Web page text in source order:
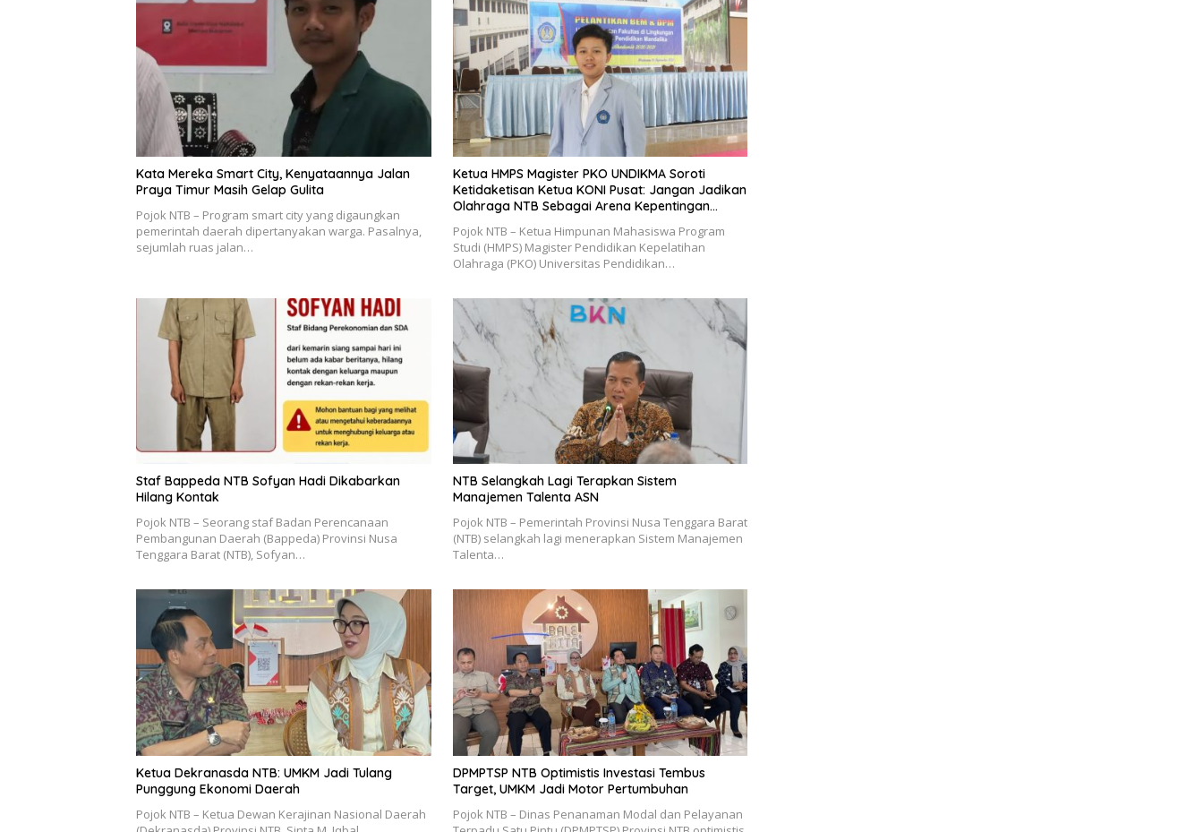
Kata Mereka Smart City, Kenyataannya Jalan
Praya Timur Masih Gelap Gulita
Pojok NTB – Program smart city yang digaungkan
pemerintah daerah dipertanyakan warga. Pasalnya,
sejumlah ruas jalan…
Ketua HMPS Magister PKO UNDIKMA Soroti
Ketidaketisan Ketua KONI Pusat: Jangan Jadikan
Olahraga NTB Sebagai Arena Kepentingan
Pojok NTB – Ketua Himpunan Mahasiswa Program
Studi (HMPS) Magister Pendidikan Kepelatihan
Olahraga (PKO) Universitas Pendidikan…
Staf Bappeda NTB Sofyan Hadi Dikabarkan
Hilang Kontak
Pojok NTB – Seorang staf Badan Perencanaan
Pembangunan Daerah (Bappeda) Provinsi Nusa
Tenggara Barat (NTB), Sofyan…
NTB Selangkah Lagi Terapkan Sistem
Manajemen Talenta ASN
Pojok NTB – Pemerintah Provinsi Nusa Tenggara Barat
(NTB) selangkah lagi menerapkan Sistem Manajemen
Talenta…
Ketua Dekranasda NTB: UMKM Jadi Tulang
Punggung Ekonomi Daerah
Pojok NTB – Ketua Dewan Kerajinan Nasional Daerah
DPMPTSP NTB Optimistis Investasi Tembus
Target, UMKM Jadi Motor Pertumbuhan
Pojok NTB – Dinas Penanaman Modal dan Pelayanan